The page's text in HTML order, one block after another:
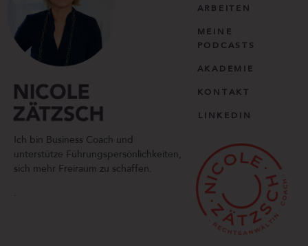
Ich bin Business Coach und
unterstütze Führungspersönlichkeiten,
sich mehr Freiraum zu schaffen.
ARBEITEN
MEINE
PODCASTS
AKADEMIE
KONTAKT
LINKEDIN